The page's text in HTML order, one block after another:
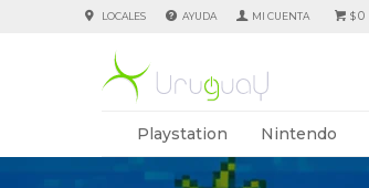
Playstation Nintendo
$0
LOCALES AYUDA